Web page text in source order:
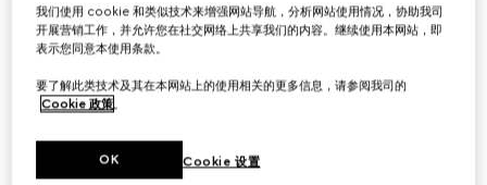
A$7,450
我们使用 cookie 和类似技术来增强网站导航，分析网站使用情况，协助我司
开展营销工作，并允许您在社交网络上共享我们的内容。继续使用本网站，即
表示您同意本使用条款。
要了解此类技术及其在本网站上的使用相关的更多信息，请参阅我司的
Cookie 政策。
Cookie 设置
OK